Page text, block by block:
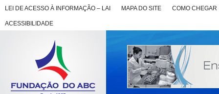
LEI DE ACESSO À INFORMAÇÃO – LAI MAPA DO SITE COMO CHEGAR
ACESSIBILIDADE